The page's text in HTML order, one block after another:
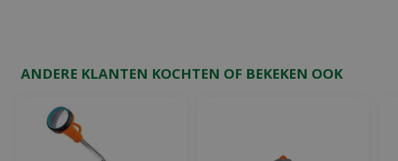
ANDERE KLANTEN KOCHTEN OF BEKEKEN OOK